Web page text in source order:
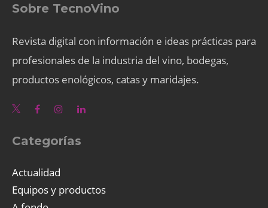
Sobre TecnoVino
Revista digital con información e ideas prácticas para
profesionales de la industria del vino, bodegas,
productos enológicos, catas y maridajes.
Categorías
Actualidad
Equipos y productos